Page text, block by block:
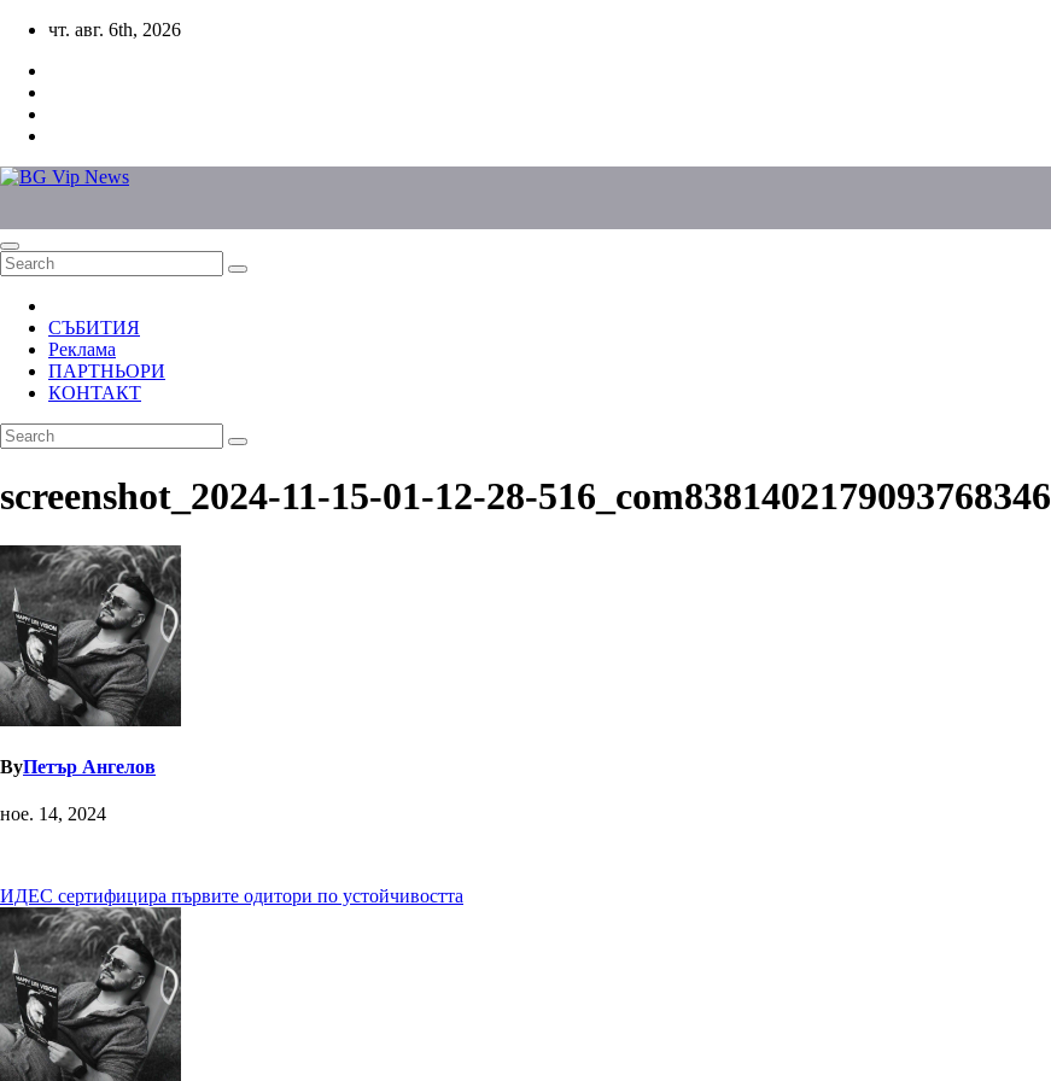
Skip
content
чт. авг. 6th, 2026
СЪБИТИЯ
Реклама
ПАРТНЬОРИ
КОНТАКТ
screenshot_2024-11-15-01-12-28-516_com8381402179093768346
ByПетър Ангелов
ное. 14, 2024
Навигация
ИДЕС сертифицира първите одитори по устойчивостта